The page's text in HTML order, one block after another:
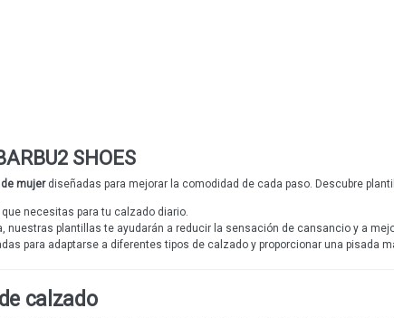
SHOES
mujerdiseñadas para mejorar la comodidad de cada paso. Descubre
necesitas para tu calzado diario.
nuestras plantillas te ayudarán a reducir la sensación de cansancio y a
para adaptarse a diferentes tipos de calzado y proporcionar una pisada
calzado